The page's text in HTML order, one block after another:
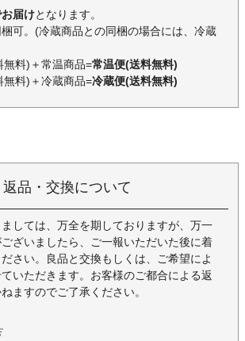
届けとなります。
可。(冷蔵商品との同梱の場合には、冷蔵
無料)＋常温商品=常温便(送料無料)
無料)＋冷蔵商品=冷蔵便(送料無料)
返品・交換について
しては、万全を期しておりますが、万一
ざいましたら、ご一報いただいた後に着
さい。良品と交換もしくは、ご希望によ
いただきます。お客様のご都合による返
ますのでご了承ください。